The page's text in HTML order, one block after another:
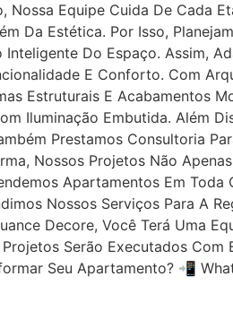
Equipe Cuida De Cada
Da Estética. Por Isso,
Do Espaço. Assim,
E Conforto. Com
Estruturais E Acabamentos
Iluminação Embutida. Além
Prestamos Consultoria
Nossos Projetos Não
Apartamentos Em
Nossos Serviços Para A
Decore, Você Terá Uma
Serão Executados Com
Seu Apartamento? 📲